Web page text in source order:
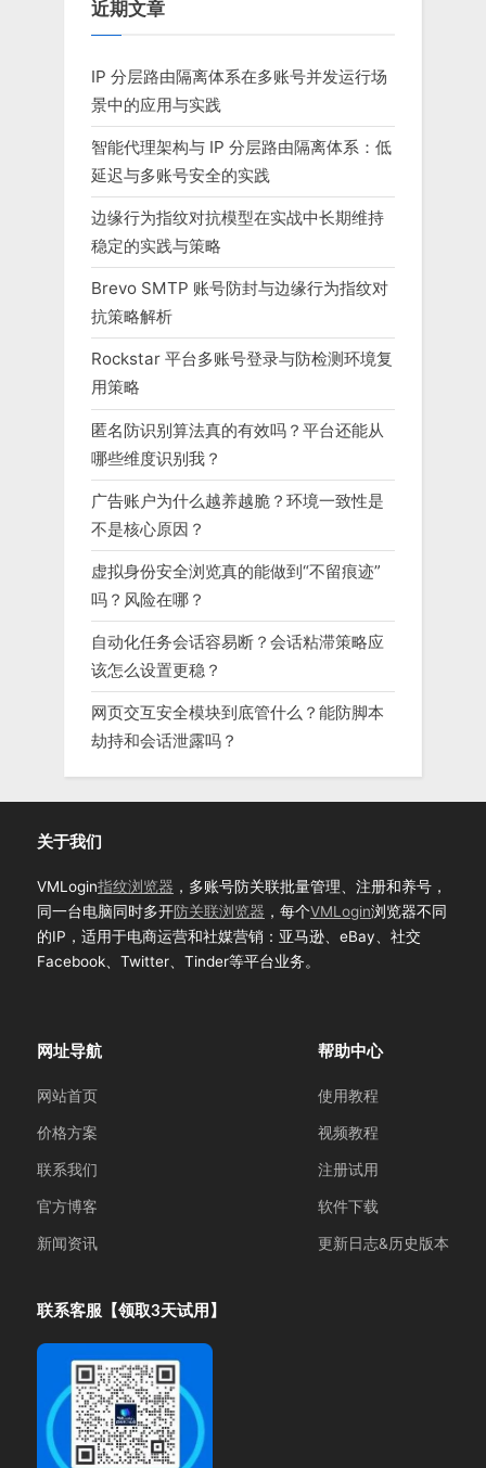
近期文章
IP 分层路由隔离体系在多账号并发运行场
景中的应用与实践
智能代理架构与 IP 分层路由隔离体系：低
延迟与多账号安全的实践
边缘行为指纹对抗模型在实战中长期维持
稳定的实践与策略
Brevo SMTP 账号防封与边缘行为指纹对
抗策略解析
Rockstar 平台多账号登录与防检测环境复
用策略
匿名防识别算法真的有效吗？平台还能从
哪些维度识别我？
广告账户为什么越养越脆？环境一致性是
不是核心原因？
虚拟身份安全浏览真的能做到“不留痕迹”
吗？风险在哪？
自动化任务会话容易断？会话粘滞策略应
该怎么设置更稳？
网页交互安全模块到底管什么？能防脚本
劫持和会话泄露吗？
关于我们
VMLogin指纹浏览器 ，多账号防关联批量管理、注册和养号，
同一台电脑同时多开防关联浏览器 ，每个VMLogin浏览器不同
的IP，适用于电商运营和社媒营销：亚马逊、eBay、社交
Facebook、Twitter、Tinder等平台业务。
网址导航
网站首页
价格方案
联系我们
官方博客
新闻资讯
帮助中心
使用教程
视频教程
注册试用
软件下载
更新日志&历史版本
联系客服【领取3天试用】